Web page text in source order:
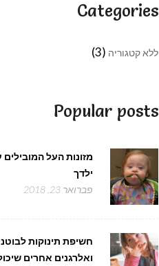
Categories
ללא קטגוריה (3)
Popular posts
מזונות העל המובילים
ילדך
פברואר 23, 2018
חשיפת תינוקות
ואלרגנים אחרים